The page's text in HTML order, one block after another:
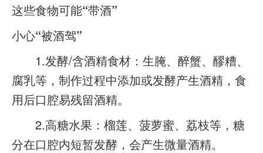
这些食物可能“带酒”
小心“被酒驾”
1.发酵/含酒精食材：生腌、醉蟹、醪糟、
腐乳等，制作过程中添加或发酵产生酒精，食
用后口腔易残留酒精。
2.高糖水果：榴莲、菠萝蜜、荔枝等，糖
分在口腔内短暂发酵，会产生微量酒精。